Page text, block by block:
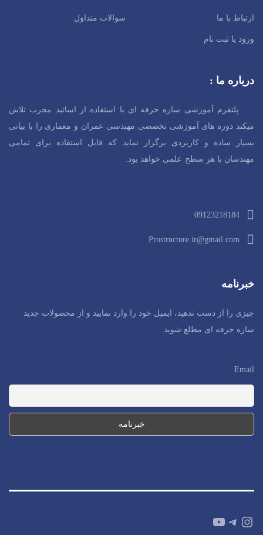
ارتباط با ما سوالات متداول
ورود یا ثبت نام
درباره ما :
پلتفرم آموزشی سازه حرفه ای با استفاده از اساتید مجرب تلاش
میکند دوره های آموزشی تخصصی مهندسی عمران و معماری را با بیانی
بسیار ساده و کاربردی برگزار نماید که قابل استفاده برای تمامی
مهندسان با هر سطح علمی خواهد بود.
09123218184
Prostructure.ir@gmail.com
خبرنامه
چیزی را از دست ندهید، ایمیل خود را وارد نمایید و از محصولات جدید
سازه حرفه ای مطلع شوید.
Email
Instagram
Telegram
YouTube